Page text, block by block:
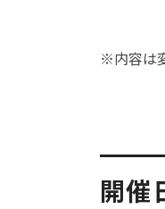
※内容は
開催